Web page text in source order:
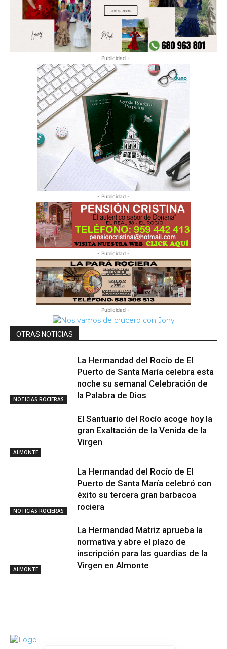
- Publicidad -
- Publicidad -
- Publicidad -
- Publicidad -
OTRAS NOTICIAS
NOTICIAS ROCIERAS
La Hermandad del Rocío de El
Puerto de Santa María celebra esta
noche su semanal Celebración de
la Palabra de Dios
ALMONTE
El Santuario del Rocío acoge hoy la
gran Exaltación de la Venida de la
Virgen
NOTICIAS ROCIERAS
La Hermandad del Rocío de El
Puerto de Santa María celebró con
éxito su tercera gran barbacoa
rociera
ALMONTE
La Hermandad Matriz aprueba la
normativa y abre el plazo de
inscripción para las guardias de la
Virgen en Almonte